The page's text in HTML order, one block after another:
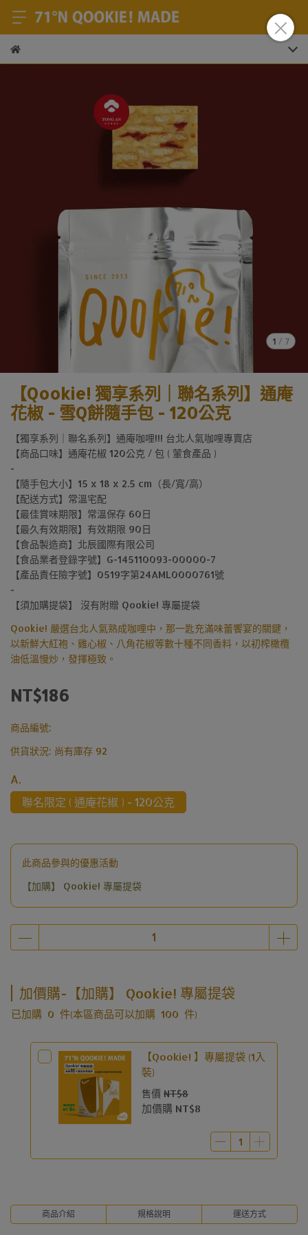
1 / 7
【Qookie! 獨享系列｜聯名系列】通庵
花椒 - 雪Q餅隨手包 - 120公克
【獨享系列｜聯名系列】通庵咖哩!!! 台北人氣咖哩專賣店
【商品口味】通庵花椒 120公克 / 包 ( 葷食產品 )
-
【隨手包大小】15 x 18 x 2.5 cm（長/寬/高）
【配送方式】常溫宅配
【最佳賞味期限】常溫保存 60日
【最久有效期限】有效期限 90日
【食品製造商】北辰國際有限公司
【食品業者登錄字號】G-145110093-00000-7
【產品責任險字號】0519字第24AML0000761號
-
【須加購提袋】 沒有附贈 Qookie! 專屬提袋
Qookie! 嚴選台北人氣熟成咖哩中，那一匙充滿味蕾饗宴的關鍵，
以新鮮大紅袍、雞心椒、八角花椒等數十種不同香料，以初榨橄欖
油低溫慢炒，發揮極致。
NT$186
商品編號:
供貨狀況: 尚有庫存 92
A.
聯名限定 ( 通庵花椒 ) - 120公克
此商品參與的優惠活動
【加購】 Qookie! 專屬提袋
加價購-【加購】 Qookie! 專屬提袋
已加購 0 件(本區商品可以加購 100 件)
【Qookie! 】專屬提袋 (1入
裝)
售價 NT$8
加價購 NT$8
商品介紹 規格說明 運送方式